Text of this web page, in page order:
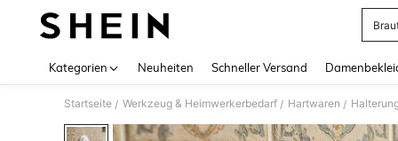
Kategorien Neuheiten Schneller Versand
Startseite / Werkzeug & Heimwerkerbedarf / Hartwaren /